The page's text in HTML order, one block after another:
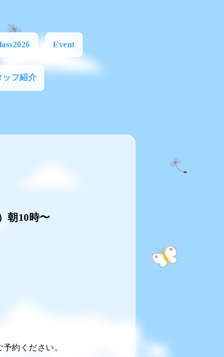
Event
ッフ紹介
朝10時〜
約ください。